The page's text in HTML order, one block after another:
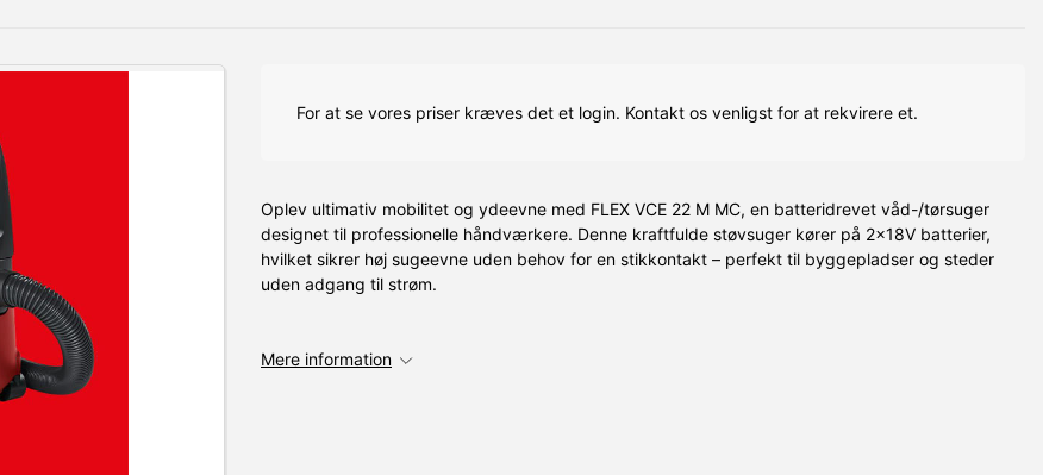
For at se vores priser kræves det et login. Kontakt os venligst for at rekvirere et.
Oplev ultimativ mobilitet og ydeevne med FLEX VCE 22 M MC, en batteridrevet våd-/tørsuger
designet til professionelle håndværkere. Denne kraftfulde støvsuger kører på 2x18V batterier,
hvilket sikrer høj sugeevne uden behov for en stikkontakt – perfekt til byggepladser og steder
uden adgang til strøm.
Mere information